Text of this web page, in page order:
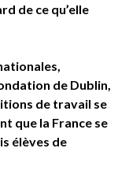
de ce qu’elle
de Dublin,
de travail se
que la France se
élèves de